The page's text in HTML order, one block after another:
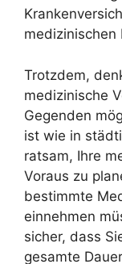
medizinischen
Trotzdem,
medizinische
Gegenden
ist wie in
ratsam, Ihre
Voraus zu
bestimmte
einnehmen
sicher, dass
gesamte